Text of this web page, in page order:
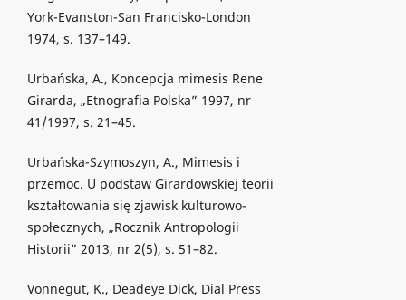
York-Evanston-San Francisko-London
1974, s. 137–149.
Urbańska, A., Koncepcja mimesis Rene
Girarda, „Etnografia Polska” 1997, nr
41/1997, s. 21–45.
Urbańska-Szymoszyn, A., Mimesis i
przemoc. U podstaw Girardowskiej teorii
kształtowania się zjawisk kulturowo-
społecznych, „Rocznik Antropologii
Historii” 2013, nr 2(5), s. 51–82.
Vonnegut, K., Deadeye Dick, Dial Press